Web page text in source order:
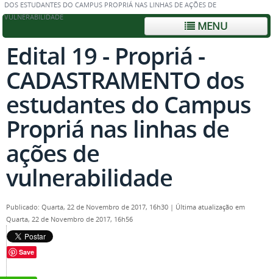
DOS ESTUDANTES DO CAMPUS PROPRIÁ NAS LINHAS DE AÇÕES DE
VULNERABILIDADE
MENU
Edital 19 - Propriá -
CADASTRAMENTO dos
estudantes do Campus
Propriá nas linhas de
ações de
vulnerabilidade
Publicado: Quarta, 22 de Novembro de 2017, 16h30 | Última atualização em
Quarta, 22 de Novembro de 2017, 16h56
Save